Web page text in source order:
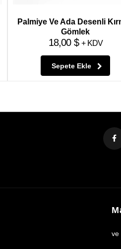
Palmiye Ve Ada Desenli
Gömlek
18,00 $ + KDV
Sepete Ekle
ve